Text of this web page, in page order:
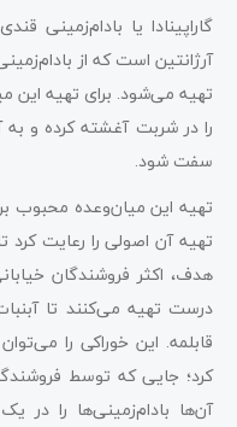
گاراپینادا یا بادام‌زمینی
آرژانتین است که از
تهیه می‌شود. برای تهیه این
را در شربت آغشته کرده و
سفت شود.
تهیه این میان‌وعده محبوب
تهیه آن اصولی را رعایت کرد
هدف، اکثر فروشندگان
درست تهیه می‌کنند تا
قابلمه. این خوراکی را
کرد؛ جایی که توسط
آن‌ها بادام‌زمینی‌ها را